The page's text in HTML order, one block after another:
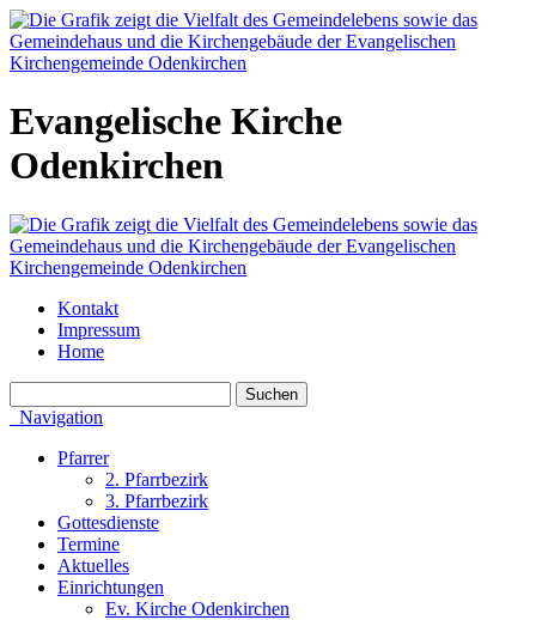
Evangelische Kirche
Odenkirchen
Kontakt
Impressum
Home
Navigation
Pfarrer
2. Pfarrbezirk
3. Pfarrbezirk
Gottesdienste
Termine
Aktuelles
Einrichtungen
Ev. Kirche Odenkirchen